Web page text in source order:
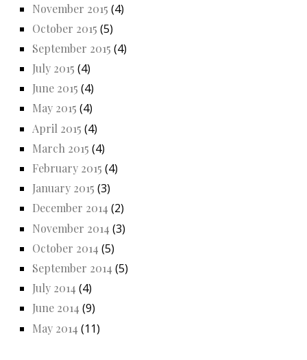
November 2015 (4)
October 2015 (5)
September 2015 (4)
July 2015 (4)
June 2015 (4)
May 2015 (4)
April 2015 (4)
March 2015 (4)
February 2015 (4)
January 2015 (3)
December 2014 (2)
November 2014 (3)
October 2014 (5)
September 2014 (5)
July 2014 (4)
June 2014 (9)
May 2014 (11)